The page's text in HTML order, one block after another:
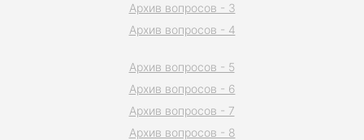
Архив вопросов - 3
Архив вопросов - 4
Архив вопросов - 5
Архив вопросов - 6
Архив вопросов - 7
Архив вопросов - 8